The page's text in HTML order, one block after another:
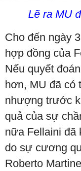
Lẽ ra MU
Cho đến ngày
hợp đồng của
Nếu quyết
hơn, MU đã có
nhượng trước
quả của sự
nữa Fellaini đã
do sự cương
Roberto